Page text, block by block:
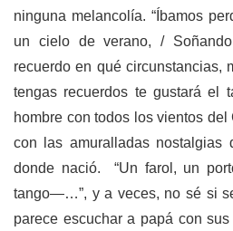
ninguna melancolía. “Íbamos
un cielo de verano, /
recuerdo en qué circunstancias,
tengas recuerdos te gustará el
hombre con todos los vientos
con las amuralladas nostalgias
donde nació. “Un farol, un
tango—…”, y a veces, no sé si
parece escuchar a papá con